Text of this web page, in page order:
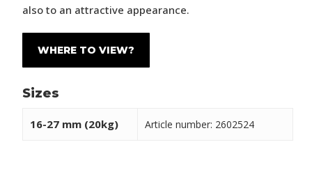
also to an attractive appearance.
WHERE TO VIEW?
Sizes
16-27 mm (20kg) Article number: 2602524